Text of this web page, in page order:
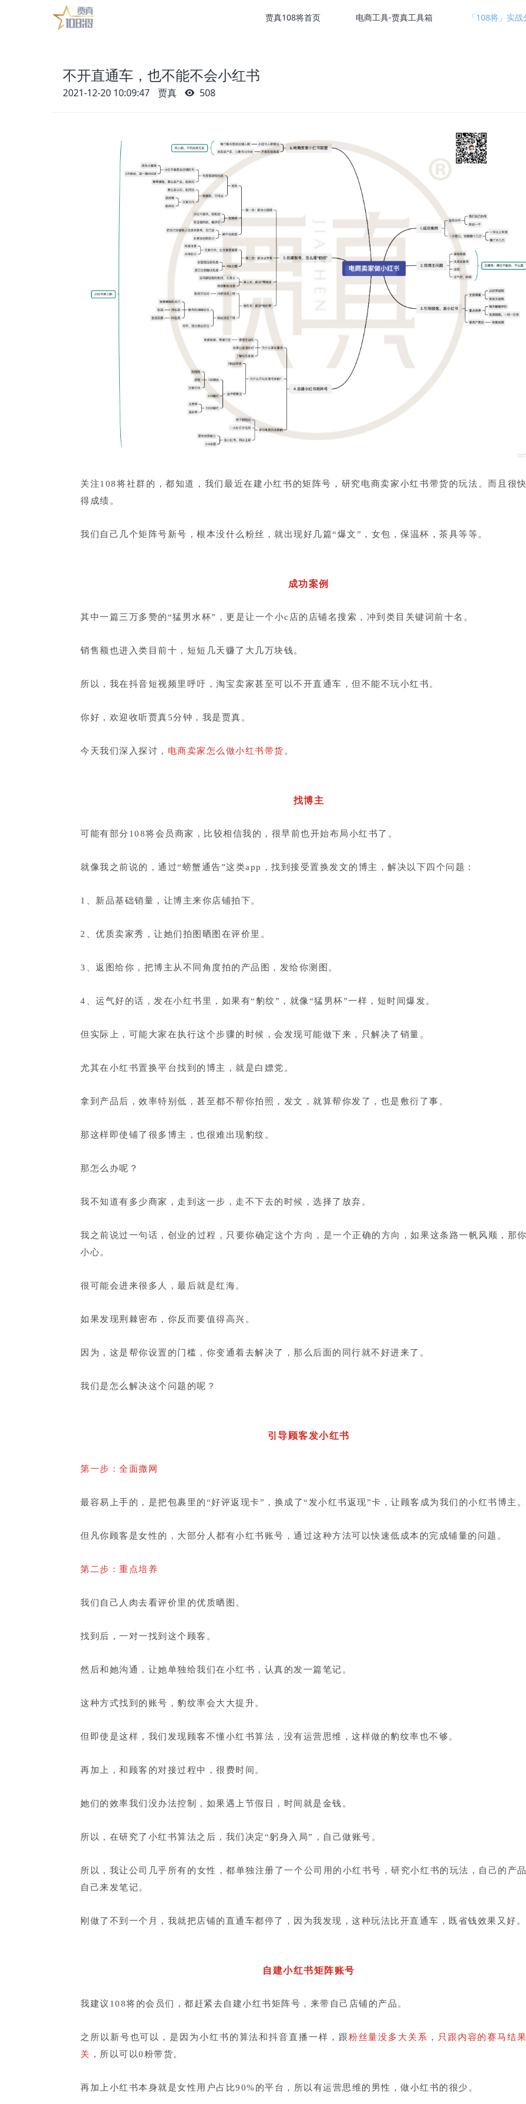
贾真108将首页 电商工具-贾真工具箱 「108将」实战
不开直通车，也不能不会小红书
2021-12-20 10:09:47 贾真 508
关注108将社群的，都知道，我们最近在建小红书的矩阵号，研究电商卖家小红书带货的玩法。而且很
得成绩。
我们自己几个矩阵号新号，根本没什么粉丝，就出现好几篇“爆文”，女包，保温杯，茶具等等。
成功案例
其中一篇三万多赞的“猛男水杯”，更是让一个小c店的店铺名搜索，冲到类目关键词前十名。
销售额也进入类目前十，短短几天赚了大几万块钱。
所以，我在抖音短视频里呼吁，淘宝卖家甚至可以不开直通车，但不能不玩小红书。
你好，欢迎收听贾真5分钟，我是贾真。
今天我们深入探讨， 电商卖家怎么做小红书带货。
找博主
可能有部分108将会员商家，比较相信我的，很早前也开始布局小红书了。
就像我之前说的，通过“螃蟹通告”这类app，找到接受置换发文的博主，解决以下四个问题：
1、新品基础销量，让博主来你店铺拍下。
2、优质卖家秀，让她们拍图晒图在评价里。
3、返图给你，把博主从不同角度拍的产品图，发给你测图。
4、运气好的话，发在小红书里，如果有“豹纹”，就像“猛男杯”一样，短时间爆发。
但实际上，可能大家在执行这个步骤的时候，会发现可能做下来，只解决了销量。
尤其在小红书置换平台找到的博主，就是白嫖党。
拿到产品后，效率特别低，甚至都不帮你拍照，发文，就算帮你发了，也是敷衍了事。
那这样即使铺了很多博主，也很难出现豹纹。
那怎么办呢？
我不知道有多少商家，走到这一步，走不下去的时候，选择了放弃。
我之前说过一句话，创业的过程，只要你确定这个方向，是一个正确的方向，如果这条路一帆风顺，那
小心。
很可能会进来很多人，最后就是红海。
如果发现荆棘密布，你反而要值得高兴。
因为，这是帮你设置的门槛，你变通着去解决了，那么后面的同行就不好进来了。
我们是怎么解决这个问题的呢？
引导顾客发小红书
第一步：全面撒网
最容易上手的，是把包裹里的“好评返现卡”，换成了“发小红书返现”卡， 让顾客成为我们的小红书博主。
但凡你顾客是女性的，大部分人都有小红书账号，通过这种方法可以快速低成本的完成铺量的问题。
第二步：重点培养
我们自己人肉去看评价里的优质晒图。
找到后，一对一找到这个顾客。
然后和她沟通，让她单独给我们在小红书，认真的发一篇笔记。
这种方式找到的账号，豹纹率会大大提升。
但即使是这样，我们发现顾客不懂小红书算法，没有运营思维，这样做的豹纹率也不够。
再加上，和顾客的对接过程中，很费时间。
她们的效率我们没办法控制，如果遇上节假日，时间就是金钱。
所以，在研究了小红书算法之后，我们决定“躬身入局”，自己做账号。
所以，我让公司几乎所有的女性，都单独注册了一个公司用的小红书号，研究小红书的玩法，自己的产
自己来发笔记。
刚做了不到一个月，我就把店铺的直通车都停了，因为我发现，这种玩法比开直通车，既省钱效果又好。
自建小红书矩阵账号
我建议108将的会员们，都赶紧去自建小红书矩阵号，来带自己店铺的产品。
之所以新号也可以，是因为小红书的算法和抖音直播一样，跟粉丝量没多大关系 ，
只跟内容的赛马结
关 ，所以可以0粉带货。
再加上小红书本身就是女性用户占比90%的平台，所以有运营思维的男性，做小红书的很少。